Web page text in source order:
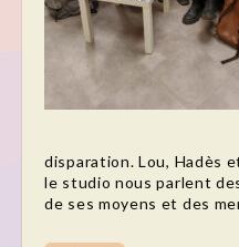
disparation. Lou, Hadès
le studio nous parlent
de ses moyens et des